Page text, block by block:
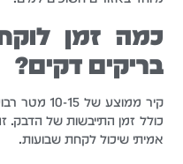
כמה זמן
בריקים דקים?
קיר ממוצע
כולל זמן התייבשות של הדבק.
אמיתי שיכול לקחת שבועות.